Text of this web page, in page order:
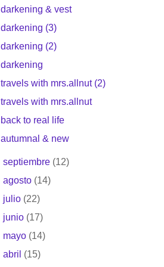
darkening & vest
darkening (3)
darkening (2)
darkening
travels with mrs.allnut (2)
travels with mrs.allnut
back to real life
autumnal & new
septiembre (12)
agosto (14)
julio (22)
junio (17)
mayo (14)
abril (15)